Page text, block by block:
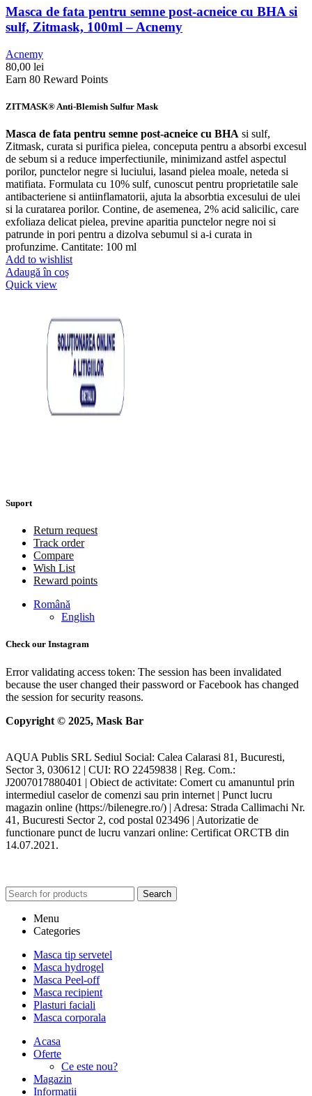
Masca de fata pentru semne post-acneice cu BHA si
sulf, Zitmask, 100ml – Acnemy
Acnemy
80,00 lei
Earn 80 Reward Points
ZITMASK® Anti-Blemish Sulfur Mask
Masca de fata pentru semne post-acneice cu BHA si sulf,
Zitmask, curata si purifica pielea, conceputa pentru a absorbi excesul
de sebum si a reduce imperfectiunile, minimizand astfel aspectul
porilor, punctelor negre si luciului, lasand pielea moale, neteda si
matifiata. Formulata cu 10% sulf, cunoscut pentru proprietatile sale
antibacteriene si antiinflamatorii, ajuta la absorbtia excesului de ulei
si la curatarea porilor. Contine, de asemenea, 2% acid salicilic, care
exfoliaza delicat pielea, previne aparitia punctelor negre noi si
patrunde in pori pentru a dizolva sebumul si a-i curata in
profunzime. Cantitate: 100 ml
Add to wishlist
Adaugă în coș
Quick view
Suport
Return request
Track order
Compare
Wish List
Reward points
Română
English
Check our Instagram
Error validating access token: The session has been invalidated
because the user changed their password or Facebook has changed
the session for security reasons.
Copyright © 2025, Mask Bar
AQUA Publis SRL Sediul Social: Calea Calarasi 81, Bucuresti,
Sector 3, 030612 | CUI: RO 22459838 | Reg. Com.:
J2007017880401 | Obiect de activitate: Comert cu amanuntul prin
intermediul caselor de comenzi sau prin internet | Punct lucru
magazin online (https://bilenegre.ro/) | Adresa: Strada Callimachi Nr.
41, Bucuresti Sector 2, cod postal 023496 | Autorizatie de
functionare punct de lucru vanzari online: Certificat ORCTB din
14.07.2021.
Search
Menu
Categories
Masca tip servetel
Masca hydrogel
Masca Peel-off
Masca recipient
Plasturi faciali
Masca corporala
Acasa
Oferte
Ce este nou?
Magazin
Informatii